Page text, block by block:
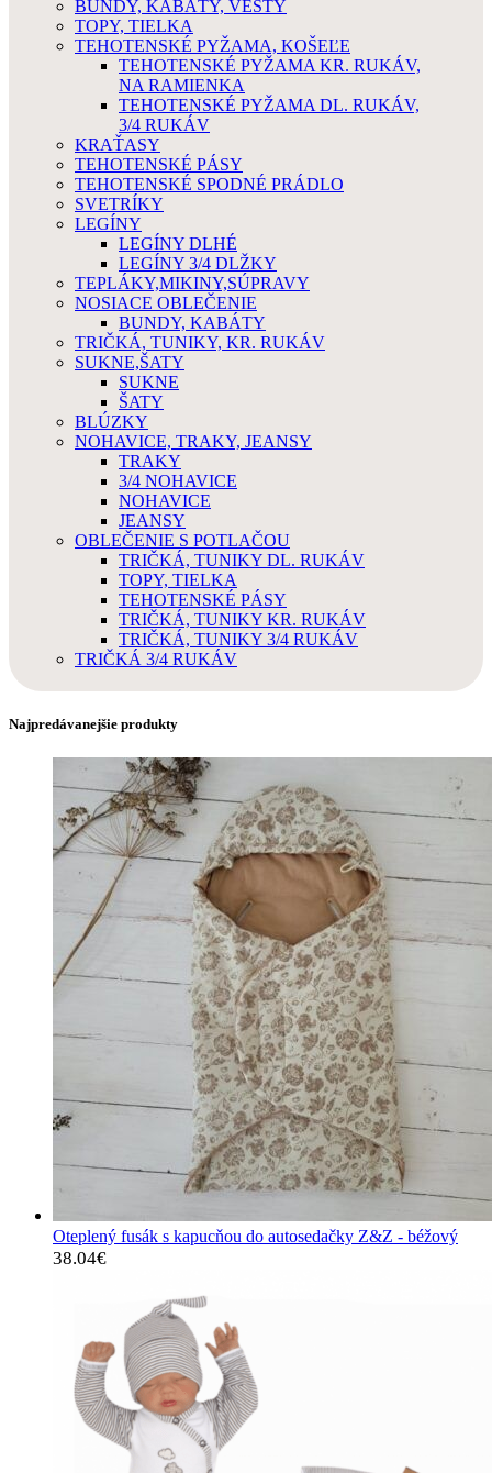
BUNDY, KABÁTY, VESTY
TOPY, TIELKA
TEHOTENSKÉ PYŽAMA, KOŠEĽE
TEHOTENSKÉ PYŽAMA KR. RUKÁV,
NA RAMIENKA
TEHOTENSKÉ PYŽAMA DL. RUKÁV,
3/4 RUKÁV
KRAŤASY
TEHOTENSKÉ PÁSY
TEHOTENSKÉ SPODNÉ PRÁDLO
SVETRÍKY
LEGÍNY
LEGÍNY DLHÉ
LEGÍNY 3/4 DLŽKY
TEPLÁKY,MIKINY,SÚPRAVY
NOSIACE OBLEČENIE
BUNDY, KABÁTY
TRIČKÁ, TUNIKY, KR. RUKÁV
SUKNE,ŠATY
SUKNE
ŠATY
BLÚZKY
NOHAVICE, TRAKY, JEANSY
TRAKY
3/4 NOHAVICE
NOHAVICE
JEANSY
OBLEČENIE S POTLAČOU
TRIČKÁ, TUNIKY DL. RUKÁV
TOPY, TIELKA
TEHOTENSKÉ PÁSY
TRIČKÁ, TUNIKY KR. RUKÁV
TRIČKÁ, TUNIKY 3/4 RUKÁV
TRIČKÁ 3/4 RUKÁV
Najpredávanejšie produkty
Oteplený fusák s kapucňou do autosedačky Z&Z - béžový
38.04€